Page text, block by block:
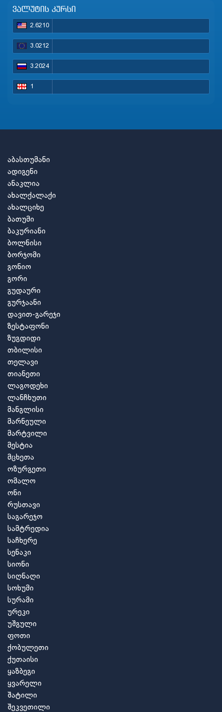
ვალუტის კურსი
2.6210
3.0212
3.2024
1
აბასთუმანი
ადიგენი
ანაკლია
ახალქალაქი
ახალციხე
ბათუმი
ბაკურიანი
ბოლნისი
ბორჯომი
გონიო
გორი
გუდაური
გურჯაანი
დავით-გარეჯი
ზესტაფონი
ზუგდიდი
თბილისი
თელავი
თიანეთი
ლაგოდეხი
ლანჩხუთი
მანგლისი
მარნეული
მარტვილი
მესტია
მცხეთა
ოზურგეთი
ომალო
ონი
რუსთავი
საგარეჯო
სამტრედია
საჩხერე
სენაკი
სიონი
სიღნაღი
სოხუმი
სურამი
ურეკი
უშგული
ფოთი
ქობულეთი
ქუთაისი
ყაზბეგი
ყვარელი
შატილი
შეკვეთილი